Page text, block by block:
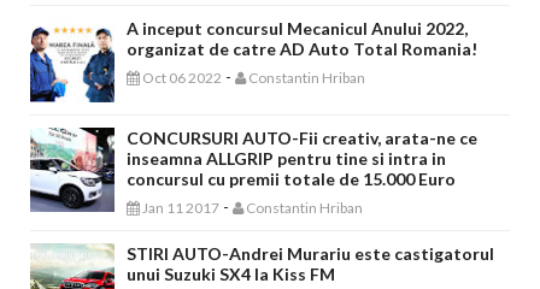
A inceput concursul Mecanicul Anului 2022,
organizat de catre AD Auto Total Romania!
Oct 06 2022 - Constantin Hriban
CONCURSURI AUTO-Fii creativ, arata-ne ce
inseamna ALLGRIP pentru tine si intra in
concursul cu premii totale de 15.000 Euro
Jan 11 2017 - Constantin Hriban
STIRI AUTO-Andrei Murariu este castigatorul
unui Suzuki SX4 la Kiss FM